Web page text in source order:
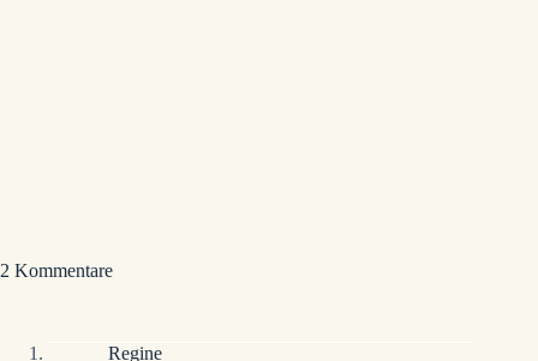
2 Kommentare
Regine